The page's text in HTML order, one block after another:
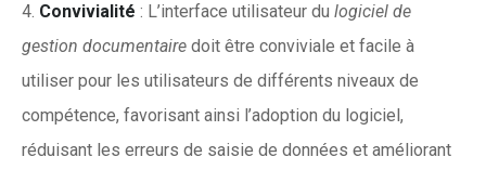
Convivialité : L’interface utilisateur du logiciel de
gestion documentaire doit être conviviale et facile à
utiliser pour les utilisateurs de différents niveaux de
compétence, favorisant ainsi l’adoption du logiciel,
réduisant les erreurs de saisie de données et améliorant